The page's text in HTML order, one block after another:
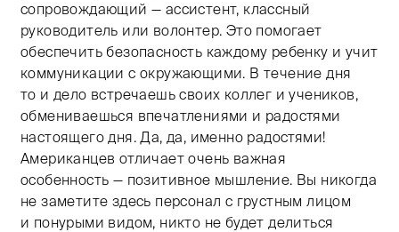
сопровождающий — ассистент, классный
руководитель или волонтер. Это помогает
обеспечить безопасность каждому ребенку и учит
коммуникации с окружающими. В течение дня
то и дело встречаешь своих коллег и учеников,
обмениваешься впечатлениями и радостями
настоящего дня. Да, да, именно радостями!
Американцев отличает очень важная
особенность — позитивное мышление. Вы никогда
не заметите здесь персонал с грустным лицом
и понурыми видом, никто не будет делиться